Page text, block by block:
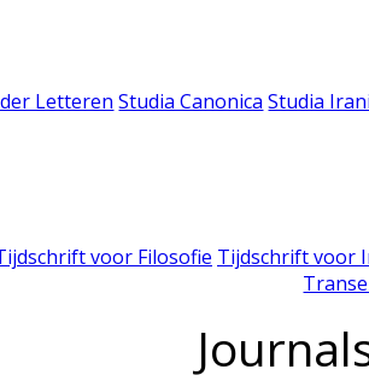
Letteren Studia Canonica Studia
voor Filosofie Tijdschrift voor